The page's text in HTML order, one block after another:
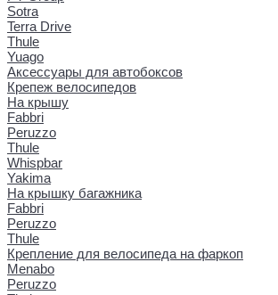
Sotra
Terra Drive
Thule
Yuago
Аксессуары для автобоксов
Крепеж велосипедов
На крышу
Fabbri
Peruzzo
Thule
Whispbar
Yakima
На крышку багажника
Fabbri
Peruzzo
Thule
Крепление для велосипеда на фаркоп
Menabo
Peruzzo